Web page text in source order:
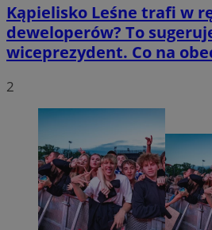
Kąpielisko Leśne trafi w
deweloperów? To
wiceprezydent. Co na
2